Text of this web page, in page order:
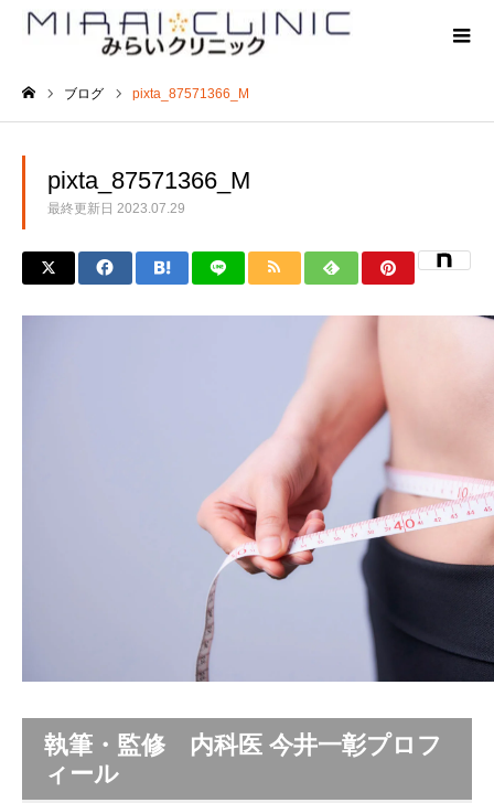
ブログ pixta_87571366_M
pixta_87571366_M
最終更新日 2023.07.29
執筆・監修 内科医 今井一彰プロフ
ィール